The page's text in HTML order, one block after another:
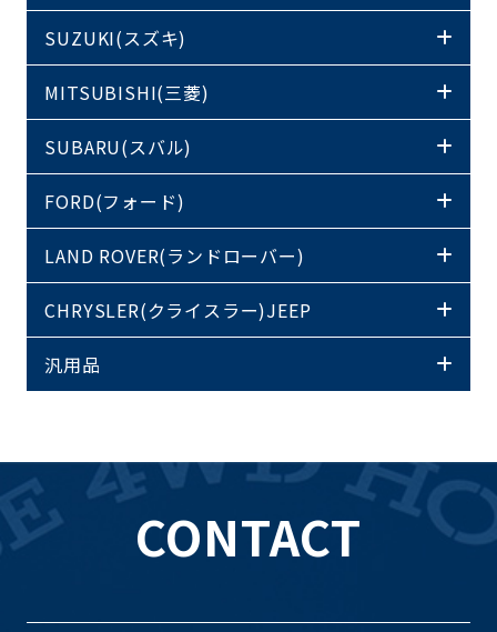
SUZUKI(スズキ)
MITSUBISHI(三菱)
SUBARU(スバル)
FORD(フォード)
LAND ROVER(ランドローバー)
CHRYSLER(クライスラー)JEEP
汎用品
CONTACT